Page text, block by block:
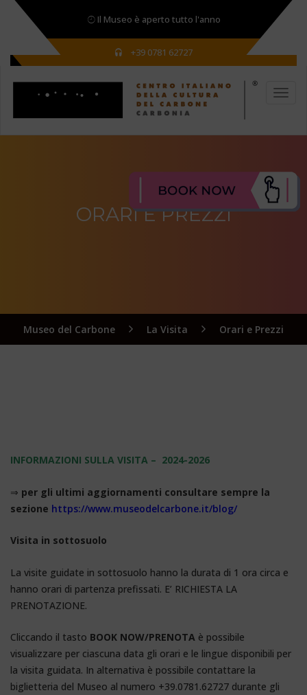
Il Museo è aperto tutto l'anno
+39 0781 62727
ORARI E PREZZI
Museo del Carbone La Visita Orari e Prezzi
INFORMAZIONI SULLA VISITA – 2024-2026
⇒ per gli ultimi aggiornamenti consultare sempre la
sezione https://www.museodelcarbone.it/blog/
Visita in sottosuolo
La visite guidate in sottosuolo hanno la durata di 1 ora circa e
hanno orari di partenza prefissati. E’ RICHIESTA LA
PRENOTAZIONE.
Cliccando il tasto BOOK NOW/PRENOTA è possibile
visualizzare per ciascuna data gli orari e le lingue disponibili per
la visita guidata. In alternativa è possibile contattare la
biglietteria del Museo al numero +39.0781.62727 durante gli